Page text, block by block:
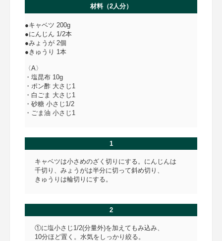
材料（2人分）
●キャベツ 200g
●にんじん 1/2本
●みょうが 2個
●きゅうり 1本
〈A〉
・塩昆布 10g
・ポン酢 大さじ1
・白ごま 大さじ1
・砂糖 小さじ1/2
・ごま油 小さじ1
1
キャベツは小さめのざく切りにする。にんじんは
千切り、みょうがは半分に切って斜め切り、
きゅうりは輪切りにする。
2
①に塩小さじ1/2(分量外)を加えてもみ込み、
10分ほど置く。水気をしっかり絞る。